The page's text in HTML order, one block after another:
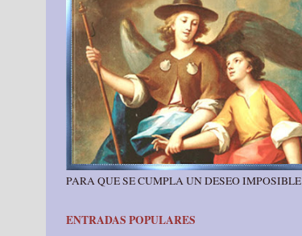
PARA QUE SE CUMPLA UN DESEO IMPOSIBLE
ENTRADAS POPULARES